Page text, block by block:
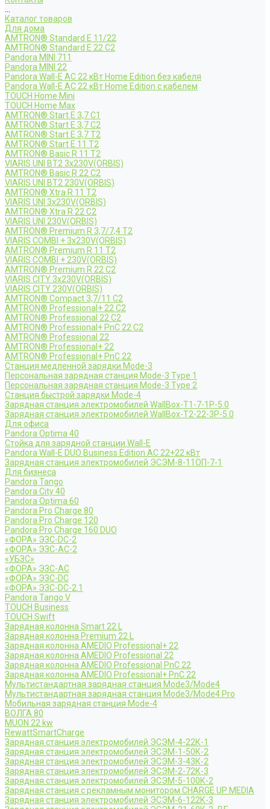
...
Каталог товаров
Для дома
AMTRON® Standard E 11/22
AMTRON® Standard E 22 C2
Pandora MINI 711
Pandora MINI 22
Pandora Wall-E AC 22 кВт Home Edition без кабеля
Pandora Wall-E AC 22 кВт Home Edition с кабелем
TOUCH Home Mini
TOUCH Home Max
AMTRON® Start E 3,7 C1
AMTRON® Start E 3,7 C2
AMTRON® Start E 3,7 T2
AMTRON® Start E 11 T2
AMTRON® Basic R 11 T2
VIARIS UNI BT2 3x230V(ORBIS)
AMTRON® Basic R 22 C2
VIARIS UNI BT2 230V(ORBIS)
AMTRON® Xtra R 11 T2
VIARIS UNI 3x230V(ORBIS)
AMTRON® Xtra R 22 C2
VIARIS UNI 230V(ORBIS)
AMTRON® Premium R 3,7/7,4 T2
VIARIS COMBI + 3x230V(ORBIS)
AMTRON® Premium R 11 T2
VIARIS COMBI + 230V(ORBIS)
AMTRON® Premium R 22 C2
VIARIS CITY 3x230V(ORBIS)
VIARIS CITY 230V(ORBIS)
AMTRON® Compact 3,7/11 C2
AMTRON® Professional+ 22 C2
AMTRON® Professional 22 C2
AMTRON® Professional+ PnC 22 C2
AMTRON® Professional 22
AMTRON® Professional+ 22
AMTRON® Professional+ PnC 22
Станция медленной зарядки Mode-3
Персональная зарядная станция Mode-3 Type 1
Персональная зарядная станция Mode-3 Type 2
Станция быстрой зарядки Mode-4
Зарядная станция электромобилей WallBox-Т1-7-1Р-5.0
Зарядная станция электромобилей WallBox-Т2-22-3Р-5.0
Для офиса
Pandora Optima 40
Стойка для зарядной станции Wall-E
Pandora Wall-E DUO Business Edition AC 22+22 кВт
Зарядная станция электромобилей ЭСЭМ-8-11ОП-7-1
Для бизнеса
Pandora Tango
Pandora City 40
Pandora Optima 60
Pandora Pro Charge 80
Pandora Pro Charge 120
Pandora Pro Charge 160 DUO
«ФОРА» ЭЗС-DC-2
«ФОРА» ЭЗС-AC-2
«УБЗС»
«ФОРА» ЭЗС-AC
«ФОРА» ЭЗС-DC
«ФОРА» ЭЗС-DC-2.1
Pandora Tango V
TOUCH Business
TOUCH Swift
Зарядная колонна Smart 22 L
Зарядная колонна Premium 22 L
Зарядная колонна AMEDIO Professional+ 22
Зарядная колонна AMEDIO Professional 22
Зарядная колонна AMEDIO Professional PnC 22
Зарядная колонна AMEDIO Professional+ PnC 22
Мультистандартная зарядная станция Mode3/Mode4
Мультистандартная зарядная станция Mode3/Mode4 Pro
Мобильная зарядная станция Mode-4
ВОЛГА 80
MUON 22 kw
RewattSmartCharge
Зарядная станция электромобилей ЭСЭМ-4-22К-1
Зарядная станция электромобилей ЭСЭМ-1-50К-2
Зарядная станция электромобилей ЭСЭМ-3-43К-2
Зарядная станция электромобилей ЭСЭМ-2-72К-3
Зарядная станция электромобилей ЭСЭМ-5-100К-2
Зарядная станция с рекламным монитором CHARGE UP MEDIA
Зарядная станция электромобилей ЭСЭМ-6-122К-3